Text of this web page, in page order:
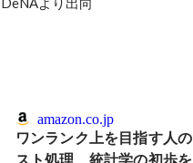
amazon.co.jp
ワンランク上を目指す人